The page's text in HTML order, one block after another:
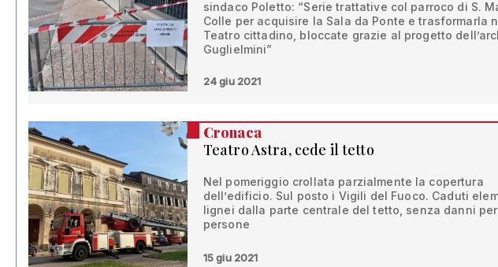
sindaco Poletto: “Serie trattative col parroco di S.
Colle per acquisire la Sala da Ponte e trasformarla
Teatro cittadino, bloccate grazie al progetto
Guglielmini”
24 giu 2021
Cronaca
Teatro Astra, cede il tetto
Nel pomeriggio crollata parzialmente la copertura
dell’edificio. Sul posto i Vigili del Fuoco. Caduti
lignei dalla parte centrale del tetto, senza danni
persone
15 giu 2021